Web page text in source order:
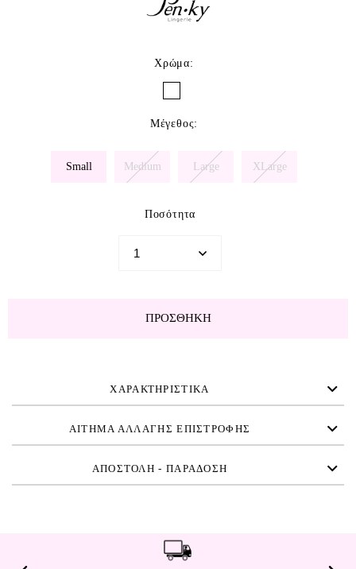
Χρώμα:
Μέγεθος:
Small Medium Large XLarge
Ποσότητα
ΠΡΟΣΘΉΚΗ
ΧΑΡΑΚΤΗΡΙΣΤΙΚΑ
ΑΙΤΗΜΑ ΑΛΛΑΓΗΣ ΕΠΙΣΤΡΟΦΗΣ
ΑΠΟΣΤΟΛΗ - ΠΑΡΑΔΟΣΗ